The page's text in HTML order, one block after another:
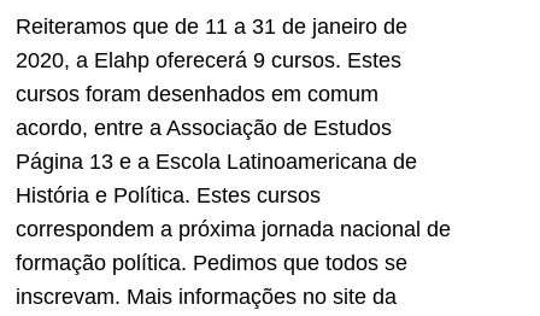
Reiteramos que de 11 a 31 de janeiro de
2020, a Elahp oferecerá 9 cursos. Estes
cursos foram desenhados em comum
acordo, entre a Associação de Estudos
Página 13 e a Escola Latinoamericana de
História e Política. Estes cursos
correspondem a próxima jornada nacional de
formação política. Pedimos que todos se
inscrevam. Mais informações no site da